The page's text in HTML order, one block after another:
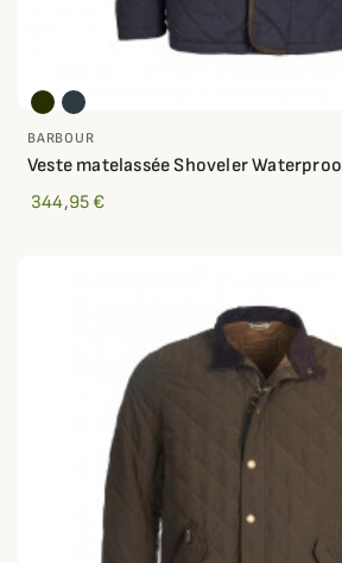
BARBOUR
Veste matelassée Shoveler
344,95 €